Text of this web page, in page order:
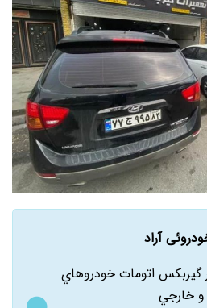
آراد
اتومات خودروهاي
و خارجي